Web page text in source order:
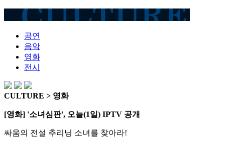
공연
음악
영화
전시
CULTURE > 영화
[영화] '소녀심판', 오늘(1일) IPTV 공개
싸움의 전설 추리닝 소녀를 찾아라!